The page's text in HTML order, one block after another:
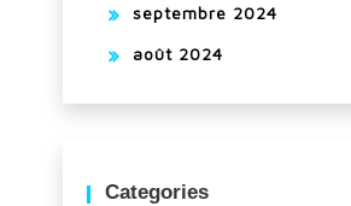
septembre 2024
août 2024
Categories